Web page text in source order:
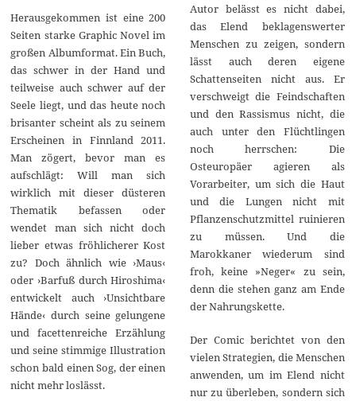
Herausgekommen ist eine 200
Seiten starke Graphic Novel im
großen Albumformat. Ein Buch,
das schwer in der Hand und
teilweise auch schwer auf der
Seele liegt, und das heute noch
brisanter scheint als zu seinem
Erscheinen in Finnland 2011.
Man zögert, bevor man es
aufschlägt: Will man sich
wirklich mit dieser düsteren
Thematik befassen oder
wendet man sich nicht doch
lieber etwas fröhlicherer Kost
zu? Doch ähnlich wie ›Maus‹
oder ›Barfuß durch Hiroshima‹
entwickelt auch ›Unsichtbare
Hände‹ durch seine gelungene
und facettenreiche Erzählung
und seine stimmige Illustration
schon bald einen Sog, der einen
nicht mehr loslässt.
Autor belässt es nicht dabei,
das Elend beklagenswerter
Menschen zu zeigen, sondern
lässt auch deren eigene
Schattenseiten nicht aus. Er
verschweigt die Feindschaften
und den Rassismus nicht, die
auch unter den Flüchtlingen
noch herrschen: Die
Osteuropäer agieren als
Vorarbeiter, um sich die Haut
und die Lungen nicht mit
Pflanzenschutzmittel ruinieren
zu müssen. Und die
Marokkaner wiederum sind
froh, keine »Neger« zu sein,
denn die stehen ganz am Ende
der Nahrungskette.
Der Comic berichtet von den
vielen Strategien, die Menschen
anwenden, um im Elend nicht
nur zu überleben, sondern sich